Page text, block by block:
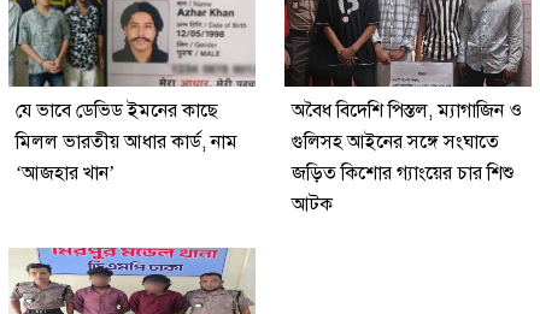
যে ভাবে ডেভিড ইমনের কাছে
মিলল ভারতীয় আধার কার্ড, নাম
‘আজহার খান’
অবৈধ বিদেশি পিস্তল, ম্যাগাজিন ও
গুলিসহ আইনের সঙ্গে সংঘাতে
জড়িত কিশোর গ্যাংয়ের চার শিশু
আটক